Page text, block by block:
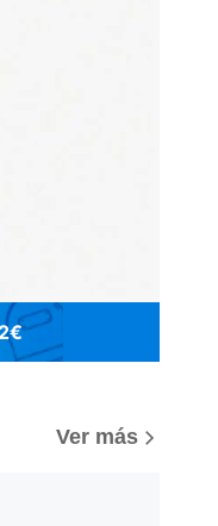
Ver más